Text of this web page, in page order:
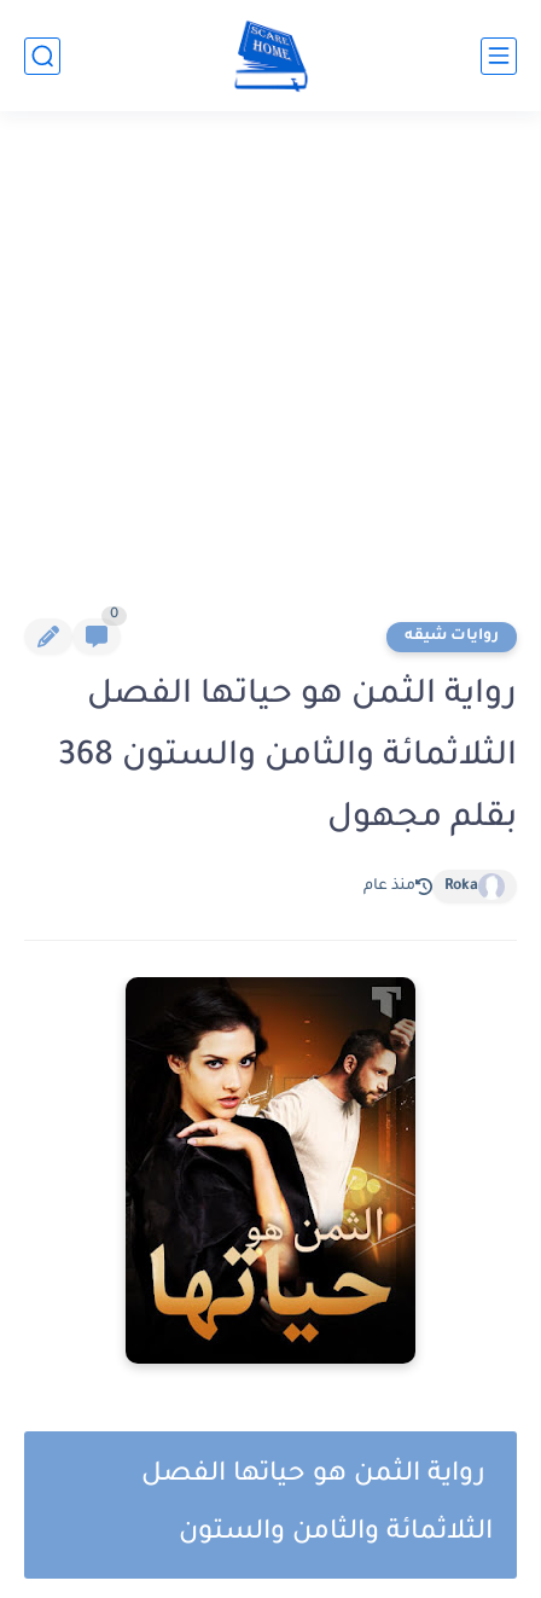
روايات شيقه
0
رواية الثمن هو حياتها الفصل
الثلاثمائة والثامن والستون 368
بقلم مجهول
Roka منذ عام
رواية الثمن هو حياتها الفصل
الثلاثمائة والثامن والستون